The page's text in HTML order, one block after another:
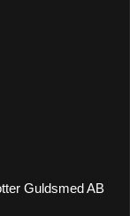
Guldsmed AB